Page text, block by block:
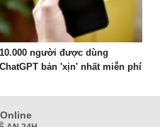
10.000 người được dùng
ChatGPT bản 'xịn' nhất miễn phí